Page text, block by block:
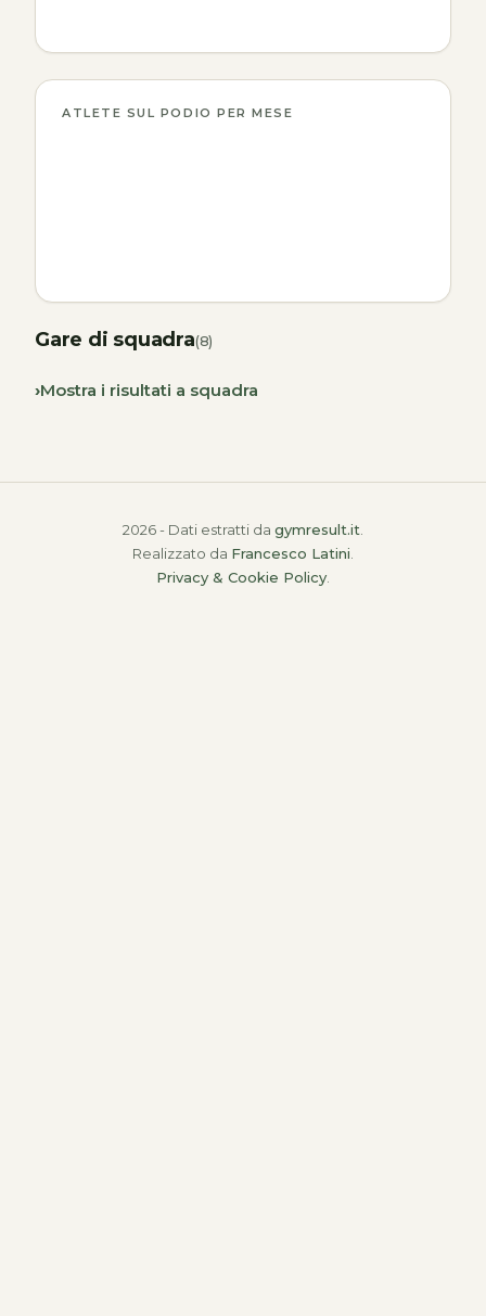
ATLETE SUL PODIO PER MESE
Gare di squadra(8)
Mostra i risultati a squadra
2026 - Dati estratti da gymresult.it
Realizzato da Francesco Latini
Privacy & Cookie Policy